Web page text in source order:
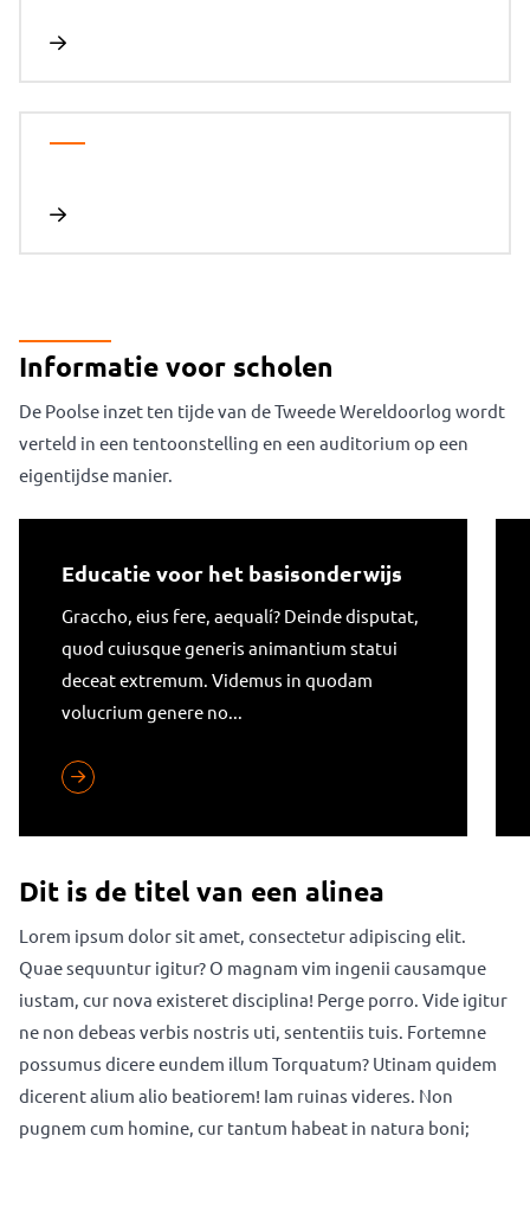
Bezoek voor scholen
Geschiedenis
Informatie voor scholen
De Poolse inzet ten tijde van de Tweede Wereldoorlog wordt
verteld in een tentoonstelling en een auditorium op een
eigentijdse manier.
Educatie voor het basisonderwijs
Graccho, eius fere, aequalí? Deinde disputat,
quod cuiusque generis animantium statui
deceat extremum. Videmus in quodam
volucrium genere no...
Educatie voor het basisonderwijs
Dit is de titel van een alinea
Lorem ipsum dolor sit amet, consectetur adipiscing elit.
Quae sequuntur igitur? O magnam vim ingenii causamque
iustam, cur nova existeret disciplina! Perge porro. Vide igitur
ne non debeas verbis nostris uti, sententiis tuis. Fortemne
possumus dicere eundem illum Torquatum? Utinam quidem
dicerent alium alio beatiorem! Iam ruinas videres. Non
pugnem cum homine, cur tantum habeat in natura boni;